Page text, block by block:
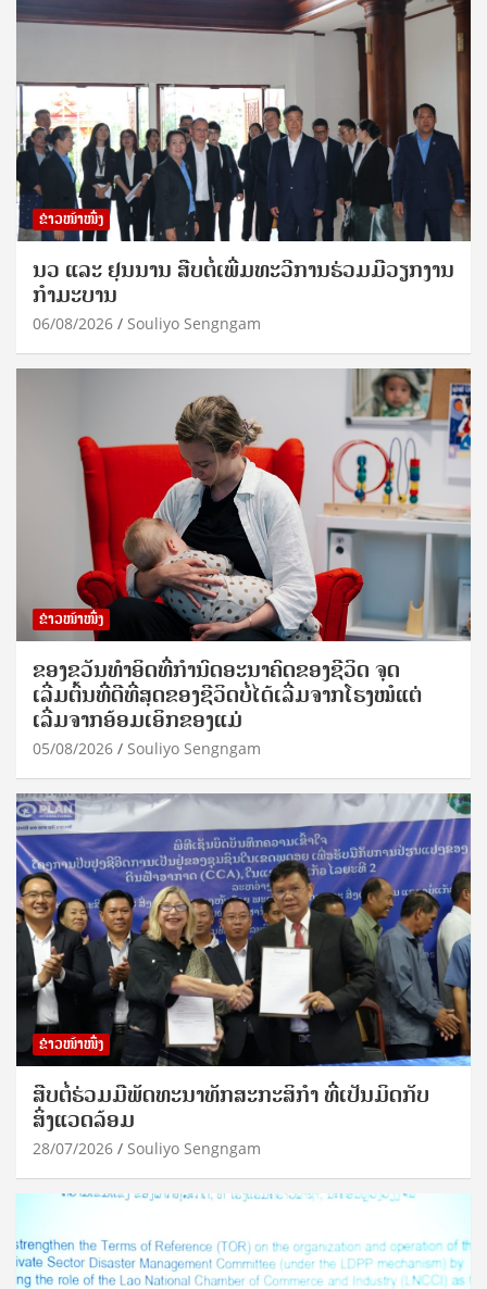
ຂ່າວໜ້າໜຶ່ງ
ນວ ແລະ ຢຸນນານ ສືບຕໍ່ເພີ່ມທະວີການຮ່ວມມືວຽກງານ
ກຳມະບານ
06/08/2026 Souliyo Sengngam
ຂ່າວໜ້າໜຶ່ງ
ຂອງຂວັນທໍາອິດທີ່ກໍານົດອະນາຄົດຂອງຊີວິດ ຈຸດ
ເລີ່ມຕົ້ນທີ່ດີທີ່ສຸດຂອງຊີວິດບໍ່ໄດ້ເລີ່ມຈາກໂຮງໝໍແຕ່
ເລີ່ມຈາກອ້ອມເອິກຂອງແມ່
05/08/2026 Souliyo Sengngam
ຂ່າວໜ້າໜຶ່ງ
ສືບຕໍ່ຮ່ວມມືພັດທະນາທັກສະກະສິກຳ ທີ່ເປັນມິດກັບ
ສິ່ງແວດລ້ອມ
28/07/2026 Souliyo Sengngam